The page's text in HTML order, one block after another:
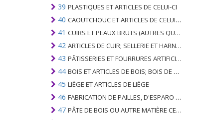
39 PLASTIQUES ET ARTICLES DE CELUI-CI
40 CAOUTCHOUC ET ARTICLES DE CELUI-CI
41 CUIRS ET PEAUX BRUTS (AUTRES QUE PÂTEAUX) ET CUIR
42 ARTICLES DE CUIR; SELLERIE ET ​​HARNAIS; ARTICLES DE VOYAGE, SACS À MAIN ET RÉCIPIENTS ANALOGUES; ARTICLES DE GUT ANIMAL (AUTRE QUE GUT DE SOIE-VERT)
43 PÂTISSERIES ET FOURRURES ARTIFICIELLES; FABRICATION DE CELLES-CI
44 BOIS ET ARTICLES DE BOIS; BOIS DE CHARBON
45 LIÈGE ET ARTICLES DE LIÈGE
46 FABRICATION DE PAILLES, D'ESPARO OU D'AUTRES MATÉRIAUX DE COULÉE; BASKETWARE ET WICKERWORK
47 PÂTE DE BOIS OU AUTRE MATIÈRE CELLULOSIQUE FIBREUSE; PAPIER OU CARTON RÉCUPÉRÉ (DÉCHETS ET DÉCHETS)